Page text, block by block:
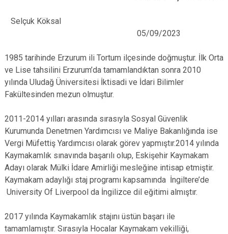
Selçuk Köksal
05/09/2023
1985 tarihinde Erzurum ili Tortum ilçesinde doğmuştur. İlk Orta
ve Lise tahsilini Erzurum’da tamamlandıktan sonra 2010
yılında Uludağ Üniversitesi İktisadi ve İdari Bilimler
Fakültesinden mezun olmuştur.
2011-2014 yılları arasında sırasıyla Sosyal Güvenlik
Kurumunda Denetmen Yardımcısı ve Maliye Bakanlığında ise
Vergi Müfettiş Yardımcısı olarak görev yapmıştır.2014 yılında
Kaymakamlık sınavında başarılı olup, Eskişehir Kaymakam
Adayı olarak Mülki İdare Amirliği mesleğine intisap etmiştir.
Kaymakam adaylığı staj programı kapsamında İngiltere’de
University Of Liverpool da İngilizce dil eğitimi almıştır.
2017 yılında Kaymakamlık stajını üstün başarı ile
tamamlamıştır. Sırasıyla Hocalar Kaymakam vekilliği,